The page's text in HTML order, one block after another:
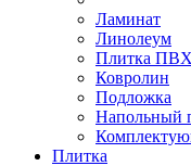
Ламинат
Линолеум
Плитка ПВХ
Ковролин
Подложка
Напольный
Плитка